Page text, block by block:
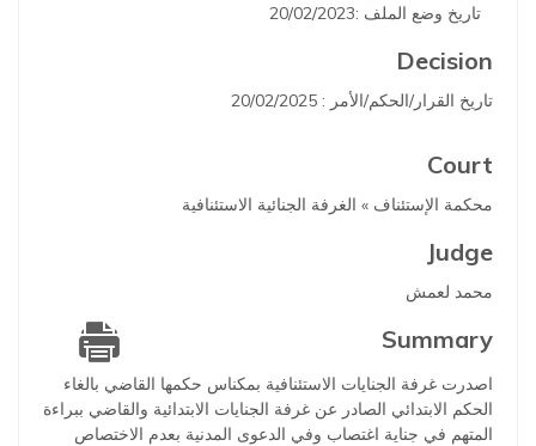
تاريخ وضع الملف :20/02/2023
Decision
تاريخ القرار/الحكم/الأمر : 20/02/2025
Court
محكمة الإستئناف » الغرفة الجنائية الاستئنافية
Judge
محمد لعمش
Summary
اصدرت غرفة الجنايات الاستئنافية بمكناس حكمها القاضي بالغاء
الحكم الابتدائي الصادر عن غرفة الجنايات الابتدائية والقاضي ببراءة
المتهم في جناية اغتصاب وفي الدعوى المدنية بعدم الاختصاص